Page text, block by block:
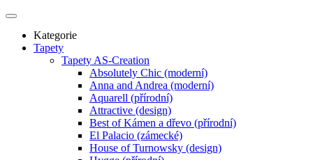
Kategorie
Tapety
Tapety AS-Creation
Absolutely Chic (moderní)
Anna and Andrea (moderní)
Aquarell (přírodní)
Attractive (design)
Best of Kámen a dřevo (přírodní)
El Palacio (zámecké)
House of Turnowsky (design)